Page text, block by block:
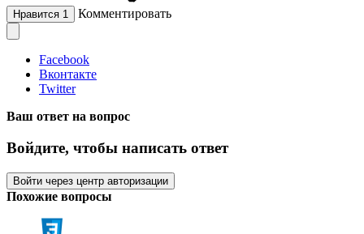
Нравится 1 Комментировать
Facebook
Вконтакте
Twitter
Ваш ответ на вопрос
Войдите, чтобы написать ответ
Войти через центр авторизации
Похожие вопросы